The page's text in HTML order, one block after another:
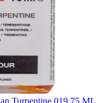
Turpentine 019 75 ML